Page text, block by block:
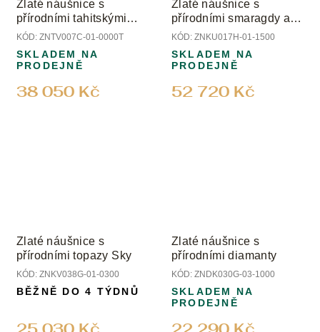
Zlaté náušnice s
přírodními tahitskými
perlami
KÓD: ZNTV007C-01-0000T
38 050 Kč
SKLADEM NA
PRODEJNĚ
Zlaté náušnice s
přírodními smaragdy a
diamanty
KÓD: ZNKU017H-01-1500
52 720 Kč
SKLADEM NA
PRODEJNĚ
Zlaté náušnice s
přírodními topazy Sky
KÓD: ZNKV038G-01-0300
BĚŽNĚ DO 4 TÝDNŮ
Zlaté náušnice s
přírodními diamanty
KÓD: ZNDK030G-03-1000
SKLADEM NA
PRODEJNĚ